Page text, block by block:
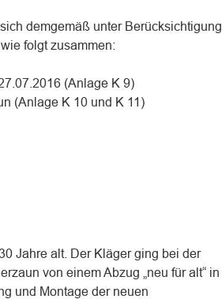
demgemäß unter Berücksichtigung
folgt zusammen:
(Anlage K 9)
(Anlage K 10 und K 11)
Jahre alt. Der Kläger ging bei der
von einem Abzug „neu für alt“ in
und Montage der neuen